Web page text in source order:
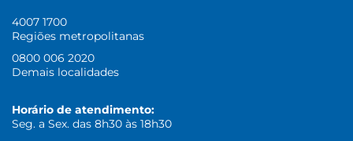
4007 1700
Regiões metropolitanas
0800 006 2020
Demais localidades
Horário de atendimento:
Seg. a Sex. das 8h30 às 18h30